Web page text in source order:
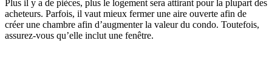
Plus il y a de pièces, plus le logement sera attirant pour la plupart des
acheteurs. Parfois, il vaut mieux fermer une aire ouverte afin de
créer une chambre afin d’augmenter la valeur du condo. Toutefois,
assurez-vous qu’elle inclut une fenêtre.